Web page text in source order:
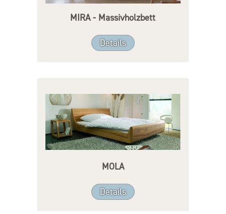
MIRA - Massivholzbett
Details
MOLA
Details